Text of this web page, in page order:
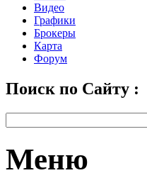
Видео
Графики
Брокеры
Карта
Форум
Поиск по Сайту :
Меню